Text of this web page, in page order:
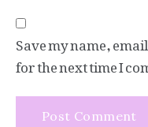
Save my name,
for the next time I